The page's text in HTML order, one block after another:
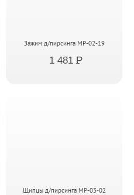
Зажим д/пирсинга MP-02-19
1 481 P
Щипцы д/пирсинга MP-03-02